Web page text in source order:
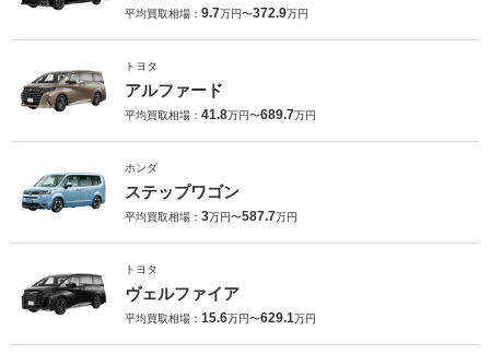
平均買取相場： 9.7万円〜372.9万円
トヨタ
アルファード
平均買取相場： 41.8万円〜689.7万円
ホンダ
ステップワゴン
平均買取相場： 3万円〜587.7万円
トヨタ
ヴェルファイア
平均買取相場： 15.6万円〜629.1万円